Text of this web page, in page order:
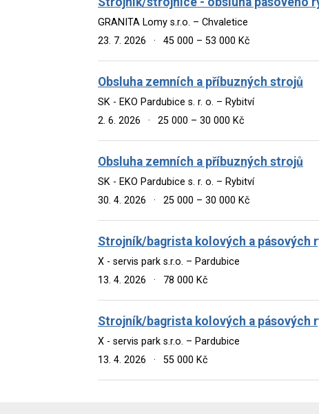
GRANITA Lomy s.r.o. – Chvaletice
23. 7. 2026
· 45 000 – 53 000 Kč
Obsluha zemních a příbuzných strojů
SK - EKO Pardubice s. r. o. – Rybitví
2. 6. 2026
· 25 000 – 30 000 Kč
Obsluha zemních a příbuzných strojů
SK - EKO Pardubice s. r. o. – Rybitví
30. 4. 2026
· 25 000 – 30 000 Kč
Strojník/bagrista kolových a pásových
X - servis park s.r.o. – Pardubice
13. 4. 2026
· 78 000 Kč
Strojník/bagrista kolových a pásových
X - servis park s.r.o. – Pardubice
13. 4. 2026
· 55 000 Kč